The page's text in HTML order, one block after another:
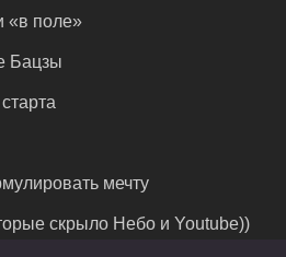
«в поле»
Бацзы
мечту
скрыло Небо и Youtube))